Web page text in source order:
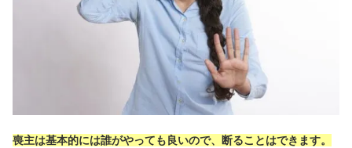
喪主は基本的には誰がやっても良いので、断ることはできます。